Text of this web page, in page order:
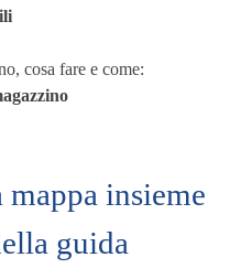
cosa fare e come:
mappa insieme
guida